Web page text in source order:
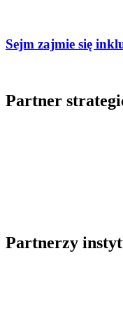
Sejm zajmie się
Partner
Partnerzy